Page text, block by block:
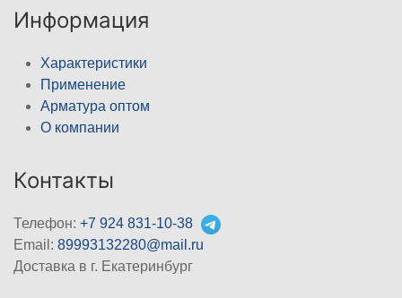
Информация
Характеристики
Применение
Арматура оптом
О компании
Контакты
Телефон: +7 924 831-10-38
Email: 89993132280@mail.ru
Доставка в г. Екатеринбург